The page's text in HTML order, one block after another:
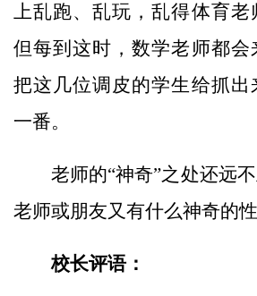
上乱跑、乱玩，乱得体育老
但每到这时，数学老师都会
把这几位调皮的学生给抓出
一番。
老师的“神奇”之处还远不
老师或朋友又有什么神奇的
校长评语：